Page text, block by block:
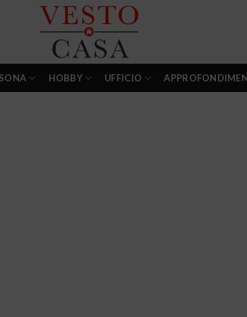
HOBBY UFFICIO